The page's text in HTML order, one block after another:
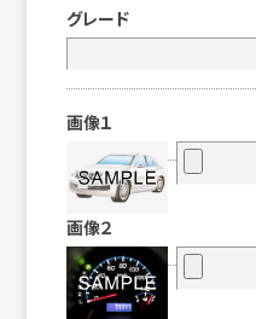
グレード
画像１
画像２